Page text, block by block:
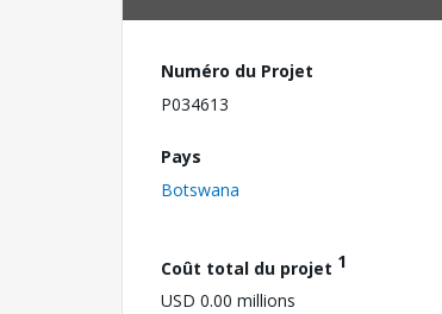
Numéro du Projet
P034613
Pays
Botswana
Coût total du projet 1
USD 0.00 millions